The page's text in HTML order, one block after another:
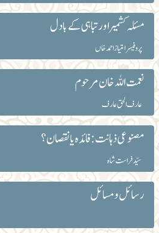
مسئلہ کشمیر اور تباہی کے بادل
پروفیسر امتیاز احمد خاں
نعمت اللہ خان مرحوم
عارف الحق عارف
مصنوعی ذہانت: فائدہ یا نقصان؟
سیّد فراست شاہ
رسائل و مسائل